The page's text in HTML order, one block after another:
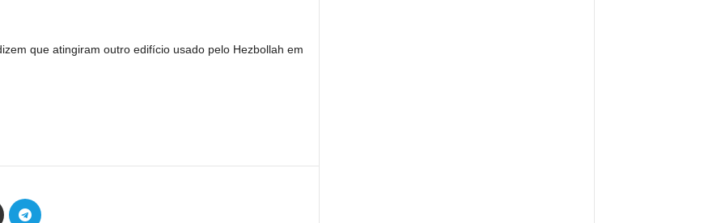
que atingiram outro edifício usado pelo Hezbollah em